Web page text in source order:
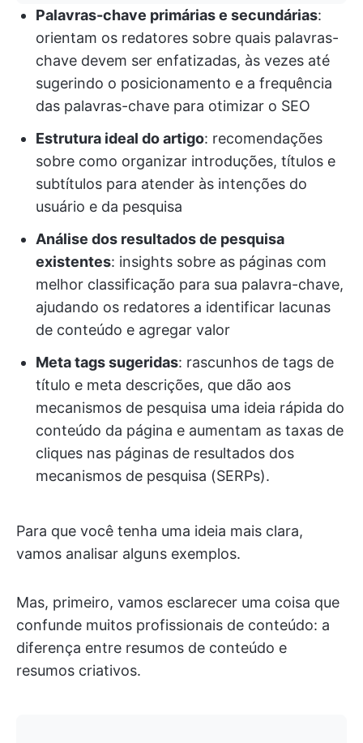
Palavras-chave primárias e secundárias:
orientam os redatores sobre quais palavras-
chave devem ser enfatizadas, às vezes até
sugerindo o posicionamento e a frequência
das palavras-chave para otimizar o SEO
Estrutura ideal do artigo: recomendações
sobre como organizar introduções, títulos e
subtítulos para atender às intenções do
usuário e da pesquisa
Análise dos resultados de pesquisa
existentes: insights sobre as páginas com
melhor classificação para sua palavra-chave,
ajudando os redatores a identificar lacunas
de conteúdo e agregar valor
Meta tags sugeridas: rascunhos de tags de
título e meta descrições, que dão aos
mecanismos de pesquisa uma ideia rápida do
conteúdo da página e aumentam as taxas de
cliques nas páginas de resultados dos
mecanismos de pesquisa (SERPs).
Para que você tenha uma ideia mais clara,
vamos analisar alguns exemplos.
Mas, primeiro, vamos esclarecer uma coisa que
confunde muitos profissionais de conteúdo: a
diferença entre resumos de conteúdo e
resumos criativos.